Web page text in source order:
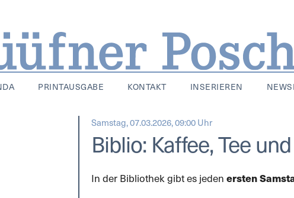
PRINTAUSGABE KONTAKT INSERIEREN
Samstag, 07.03.2026, 09:00 Uhr
Biblio: Kaffee, Tee
In der Bibliothek gibt es jeden ersten